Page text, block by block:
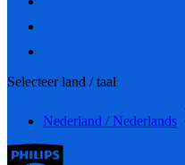
Selecteer land / taal
Nederland / Nederlands